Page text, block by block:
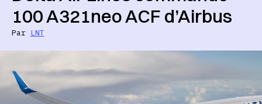
100 A321neo ACF d’Airbus
Par LNT